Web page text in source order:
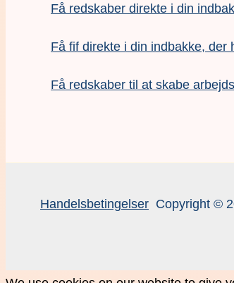
Få redskaber direkte i din
Få fif direkte i din indbakke,
Få redskaber til at skabe
Handelsbetingelser Copyright ©